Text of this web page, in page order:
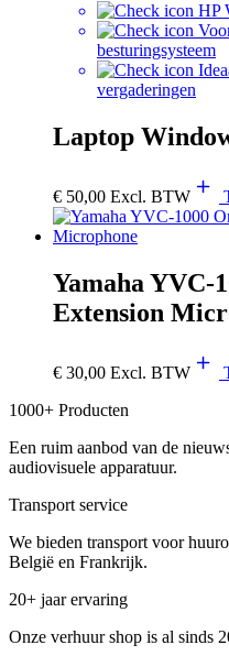
HP
besturingsysteem
vergaderingen
Laptop
€ 50,00 Excl. BTW
Yamaha YVC-
Extension
€ 30,00 Excl. BTW
1000+ Producten
Een ruim aanbod van de
audiovisuele apparatuur.
Transport service
We bieden transport voor
België en Frankrijk.
20+ jaar ervaring
Onze verhuur shop is al sinds